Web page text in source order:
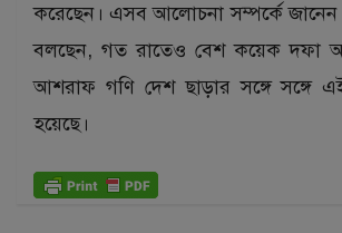
করেছেন। এসব আলোচনা সম্পর্কে
বলছেন, গত রাতেও বেশ কয়েক দফা
আশরাফ গণি দেশ ছাড়ার সঙ্গে সঙ্গে
হয়েছে।